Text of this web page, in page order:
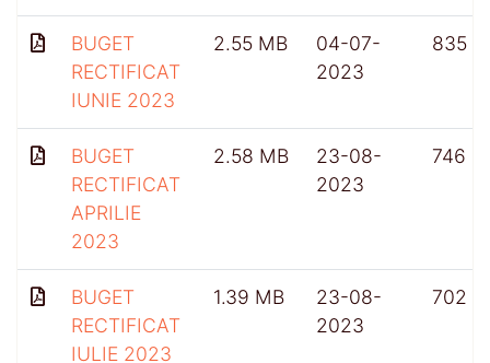
BUGET
RECTIFICAT
IUNIE 2023
2.55 MB
04-07-
2023
835
BUGET
RECTIFICAT
APRILIE
2023
2.58 MB
23-08-
2023
746
BUGET
RECTIFICAT
IULIE 2023
1.39 MB
23-08-
2023
702